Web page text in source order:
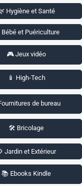
Hygiène et Santé
Bébé et Puériculture
🎮 Jeux vidéo
📱 High-Tech
de bureau
🛠️ Bricolage
Jardin et Extérieur
📚 Ebooks Kindle